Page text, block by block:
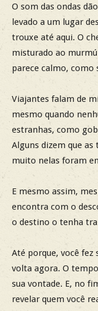
O som das ondas
levado a um lugar
trouxe até aqui. O
misturado ao
parece calmo, como
Viajantes falam de
mesmo quando
estranhas, como
Alguns dizem que
muito nelas foram
E mesmo assim,
encontra com o
o destino o tenha
Até porque, você fez
volta agora. O
sua vontade. E, no
revelar quem você